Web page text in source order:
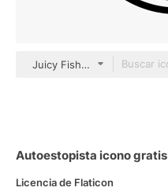
Juicy Fish Outline
Autoestopista icono gratis
Licencia de Flaticon